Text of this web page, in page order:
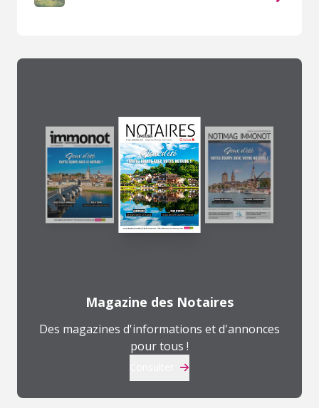
Magazine des Notaires
Des magazines d'informations et d'annonces
pour tous !